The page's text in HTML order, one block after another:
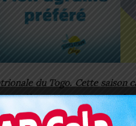
du Togo. Cette saison
est connue pour
la grippe et surtout la